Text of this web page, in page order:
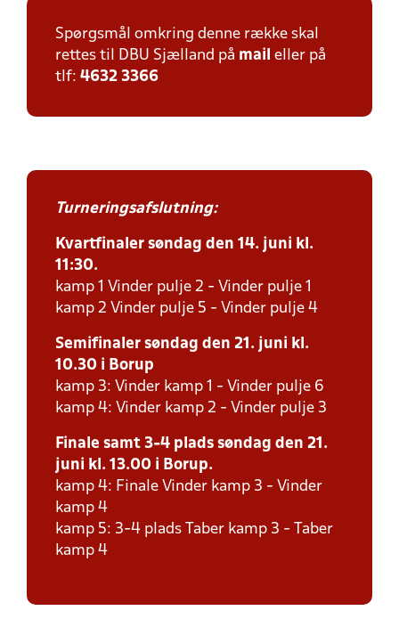
Spørgsmål omkring denne række skal
rettes til DBU Sjælland på mail eller på
tlf: 4632 3366
Turneringsafslutning:
Kvartfinaler søndag den 14. juni kl.
11:30.
kamp 1 Vinder pulje 2 - Vinder pulje 1
kamp 2 Vinder pulje 5 - Vinder pulje 4
Semifinaler søndag den 21. juni kl.
10.30 i Borup
kamp 3: Vinder kamp 1 - Vinder pulje 6
kamp 4: Vinder kamp 2 - Vinder pulje 3
Finale samt 3-4 plads søndag den 21.
juni kl. 13.00 i Borup.
kamp 4: Finale Vinder kamp 3 - Vinder
kamp 4
kamp 5: 3-4 plads Taber kamp 3 - Taber
kamp 4